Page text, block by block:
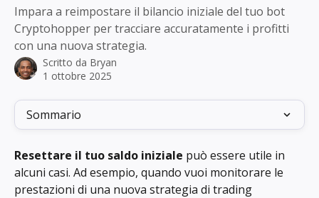
Impara a reimpostare il bilancio iniziale del tuo bot
Cryptohopper per tracciare accuratamente i profitti
con una nuova strategia.
Scritto da Bryan
1 ottobre 2025
Sommario
Resettare il tuo saldo iniziale può essere utile in
alcuni casi. Ad esempio, quando vuoi monitorare le
prestazioni di una nuova strategia di trading